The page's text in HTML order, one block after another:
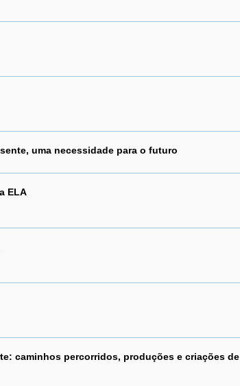
uma necessidade para o futuro
ELA
caminhos percorridos, produções e criações de